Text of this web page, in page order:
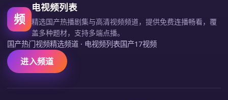
频
电视频列表
精选国产热播剧集与高清视频频道，提供免费连播畅看，覆
盖多种题材，支持多端点播。
国产热门视频精选频道 · 电视频列表国产17视频
进入频道